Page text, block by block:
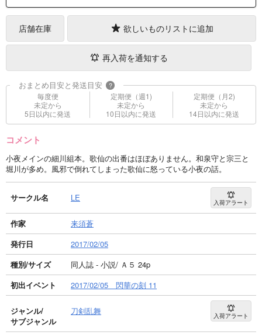
店舗在庫 欲しいものリストに追加
再入荷を通知する
おまとめ目安と発送目安 ?
毎度便
未定から
5日以内に発送
定期便（週1)
未定から
10日以内に発送
定期便（月2)
未定から
14日以内に発送
コメント
小夜メインの細川組本。歌仙の出番はほぼありません。和泉守と宗三と
堀川が多め。風邪で倒れてしまった歌仙に怒っている小夜の話。
サークル名 LE 入荷アラート
作家
来須蒼
発行日
2017/02/05
種別/サイズ
同人誌 - 小説/ Ａ５ 24p
初出イベント
2017/02/05 閃華の刻 11
ジャンル/
サブジャンル
刀剣乱舞 入荷アラート